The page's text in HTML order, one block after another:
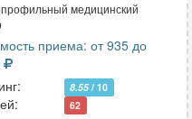
медицинский
приема: от 935 до
8.55/ 10
62